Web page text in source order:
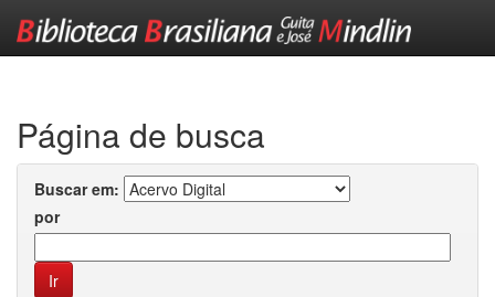
Página de busca
Buscar em:
por